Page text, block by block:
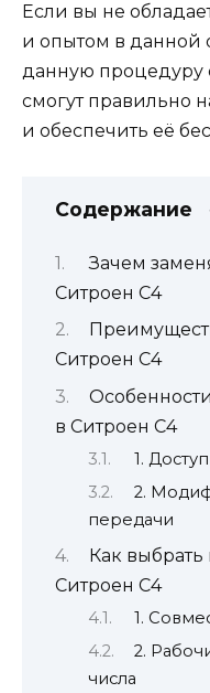
Если вы не
и опытом в данной
данную процедуру
смогут правильно
и обеспечить её
Содержание
Зачем
Ситроен С4
Ситроен С4
в Ситроен С4
1.
2.
передачи
Как
Ситроен С4
1.
2.
числа